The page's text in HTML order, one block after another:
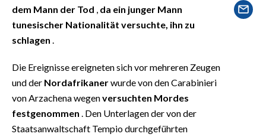
ABBONATI
NECROLOGI
SPIAGGE
STORE
dem Mann der Tod da ein junger Mann
tunesischer Nationalität versuchte, ihn zu
schlagen
Die Ereignisse ereigneten sich vor mehreren Zeugen
und der Nordafrikanerwurde von den Carabinieri
von Arzachena wegenversuchten Mordes
festgenommen . Den Unterlagen der von der
Staatsanwaltschaft Tempio durchgeführten